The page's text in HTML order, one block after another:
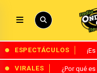
ESPECTÁCULOS
VIRALES ¿Por qué